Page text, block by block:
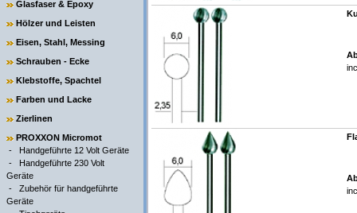
Glasfaser & Epoxy
Hölzer und Leisten
Eisen, Stahl, Messing
Schrauben - Ecke
Klebstoffe, Spachtel
Farben und Lacke
Zierlinen
PROXXON Micromot
- Handgeführte 12 Volt Geräte
- Handgeführte 230 Volt
Geräte
- Zubehör für handgeführte
Geräte